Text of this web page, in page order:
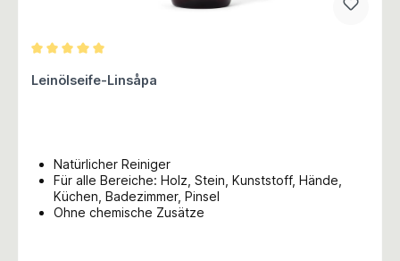
Leinölseife-Linsåpa
Natürlicher Reiniger
Für alle Bereiche: Holz, Stein, Kunststoff, Hände,
Küchen, Badezimmer, Pinsel
Ohne chemische Zusätze